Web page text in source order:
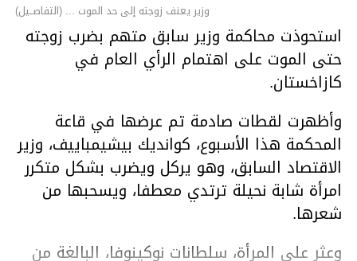
وزير يعنف زوجته إلى حد الموت ... (التفاصــيل)
استحوذت محاكمة وزير سابق متهم بضرب زوجته
حتى الموت على اهتمام الرأي العام في
كازاخستان.
وأظهرت لقطات صادمة تم عرضها في قاعة
المحكمة هذا الأسبوع، كوانديك بيشيمباييف، وزير
الاقتصاد السابق، وهو يركل ويضرب بشكل متكرر
امرأة شابة نحيلة ترتدي معطفا، ويسحبها من
شعرها.
وعثر على المرأة، سلطانات نوكينوفا، البالغة من